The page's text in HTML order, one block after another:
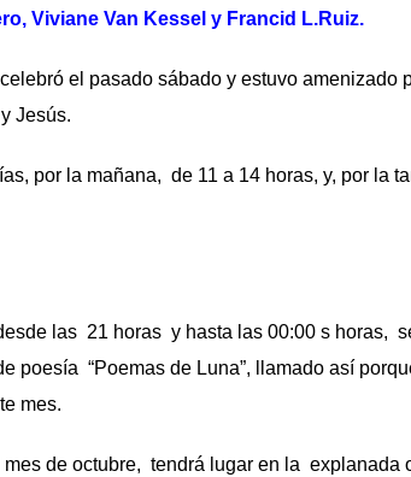
Viviane Van Kessel y Francid L.Ruiz.
el pasado sábado y estuvo amenizado
Jesús.
por la mañana, de 11 a 14 horas, y, por la
las 21 horas y hasta las 00:00 s horas,
poesía “Poemas de Luna”, llamado así
mes.
de octubre, tendrá lugar en la explanada o